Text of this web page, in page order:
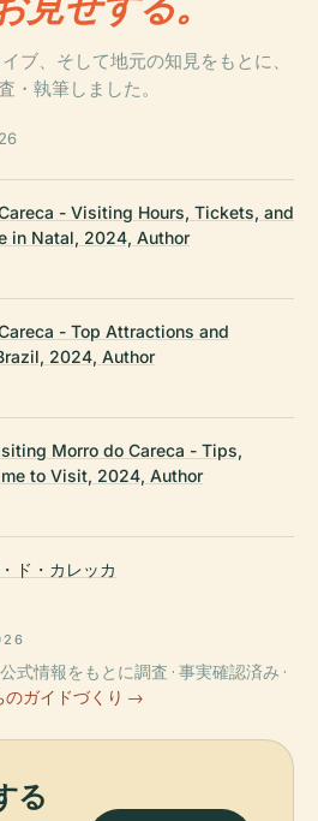
ブ、そして地元の知見をもとに、
執筆しました。
- Visiting Hours, Tickets, and
in Natal, 2024, Author
- Top Attractions and
2024, Author
Morro do Careca - Tips,
to Visit, 2024, Author
ド・カレッカ
情報をもとに調査 · 事実確認済み ·
のガイドづくり →
る